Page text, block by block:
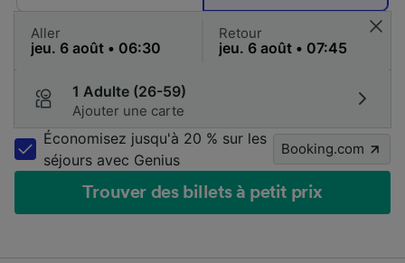
Aller Retour
1 Adulte (26-59)
Ajouter une carte
Économisez jusqu'à 20 % sur les
séjours avec Genius
Booking.com
Trouver des billets à petit prix